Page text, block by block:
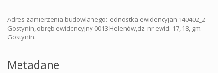
Adres zamierzenia budowlanego: jednostka ewidencyjan 140402_2
Gostynin, obręb ewidencyjny 0013 Helenów,dz. nr ewid. 17, 18, gm.
Gostynin.
Metadane